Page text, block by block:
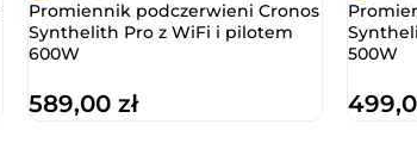
Promiennik podczerwieni Cronos
Synthelith Pro z WiFi i pilotem
600W
589,00 zł
500W